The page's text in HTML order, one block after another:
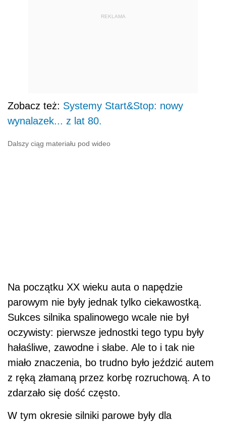
REKLAMA
Zobacz też: Systemy Start&Stop: nowy
wynalazek... z lat 80.
Dalszy ciąg materiału pod wideo
Na początku XX wieku auta o napędzie
parowym nie były jednak tylko ciekawostką.
Sukces silnika spalinowego wcale nie był
oczywisty: pierwsze jednostki tego typu były
hałaśliwe, zawodne i słabe. Ale to i tak nie
miało znaczenia, bo trudno było jeździć autem
z ręką złamaną przez korbę rozruchową. A to
zdarzało się dość często.
W tym okresie silniki parowe były dla